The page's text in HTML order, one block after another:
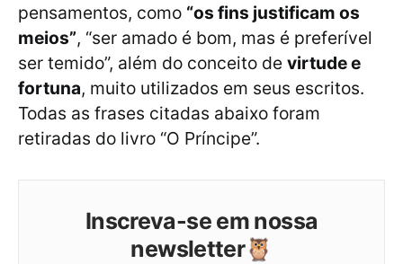
pensamentos, como “os fins justificam os
meios”, “ser amado é bom, mas é preferível
ser temido”, além do conceito de virtude e
fortuna, muito utilizados em seus escritos.
Todas as frases citadas abaixo foram
retiradas do livro “O Príncipe”.
Inscreva-se em nossa
newsletter🦉